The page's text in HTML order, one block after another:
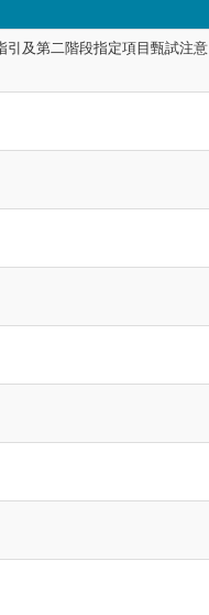
引及第二階段指定項目甄試注意